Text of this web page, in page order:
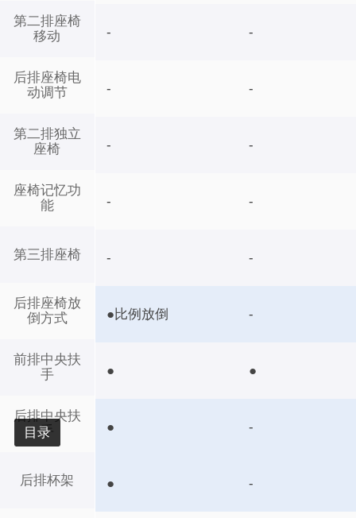
第二排座椅
移动
后排座椅电
动调节
第二排独立
座椅
座椅记忆功
能
第三排座椅
后排座椅放
倒方式
前排中央扶
手
后排中央扶
手
后排杯架
- -
- -
- -
- -
- -
●比例放倒 -
● ●
● -
● -
目录